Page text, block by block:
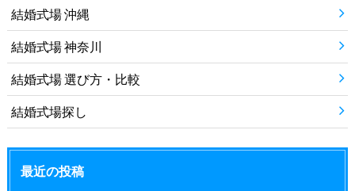
結婚式場 沖縄
結婚式場 神奈川
結婚式場 選び方・比較
結婚式場探し
最近の投稿